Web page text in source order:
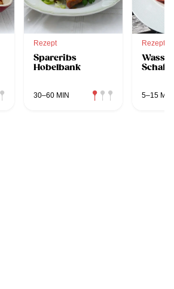
Rezept
Spareribs
Hobelbank
30–60 MIN
Rezept
5–15 MIN